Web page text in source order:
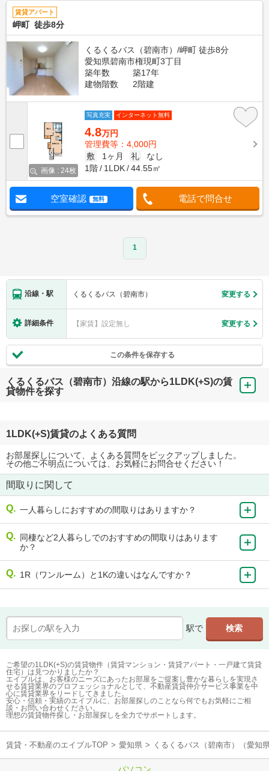
賃貸アパート
岬町 徒歩8分
くるくるバス（碧南市）/岬町 徒歩8分
愛知県碧南市権現町3丁目
築年数
築17年
建物階数
2階建
画像 : 24枚
写真充実 インターネット無料
4.8万円
管理費等：4,000円
敷
1ヶ月 礼
なし
1階
1LDK 44.55㎡
空室確認 無料 電話で問合せ
1
沿線・駅 くるくるバス（碧南市） 変更する
詳細条件 【家賃】設定無し 変更する
この条件を保存する
くるくるバス（碧南市）沿線の駅から1LDK(+S)の賃
貸物件を探す
1LDK(+S)賃貸のよくある質問
お部屋探しについて、よくある質問をピックアップしました。
その他ご不明点については、お気軽にお問合せください！
間取りに関して
一人暮らしにおすすめの間取りはありますか？
同棲など2人暮らしでのおすすめの間取りはあります
か？
1R（ワンルーム）と1Kの違いはなんですか？
駅で
ご希望の1LDK(+S)の賃貸物件（賃貸マンション・賃貸アパート・一戸建て賃貸
住宅）は見つかりましたか？
エイブルは、お客様のニーズにあったお部屋をご提案し豊かな暮らしを実現さ
せる賃貸業界のプロフェッショナルとして、不動産賃貸仲介サービス事業を中
心に賃貸業界をリードしてきました。
安心・信頼・実績のエイブルに、お部屋探しのことなら何でもお気軽にご相
談・お問い合わせください。
理想の賃貸物件探し・お部屋探しを全力でサポートします。
賃貸・不動産のエイブルTOP > 愛知県 > くるくるバス（碧南市）（愛知